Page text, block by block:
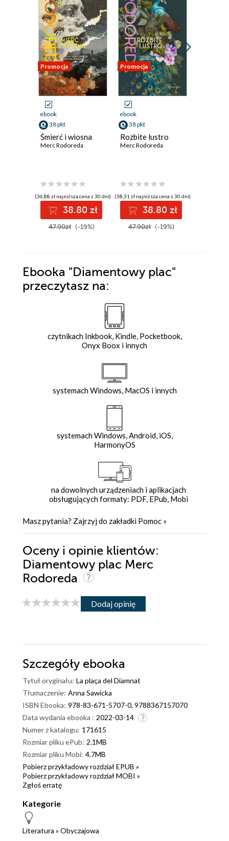
Promocja
ebook
38 pkt
Śmierć i wiosna
Merc Rodoreda
(36,88 zł najniższa cena z 30 dni)
38.80 zł
47.90zł (-19%)
Promocja
ebook
38 pkt
Rozbite lustro
Merc Rodoreda
(38,31 zł najniższa cena z 30 dni)
38.80 zł
47.90zł (-19%)
Ebooka "Diamentowy plac"
przeczytasz na:
czytnikach Inkbook, Kindle, Pocketbook,
Onyx Boox i innych
systemach Windows, MacOS i innych
systemach Windows, Android, iOS,
HarmonyOS
na dowolnych urządzeniach i aplikacjach
obsługujących formaty: PDF, EPub, Mobi
Masz pytania? Zajrzyj do zakładki Pomoc »
Oceny i opinie klientów:
Diamentowy plac Merc
Rodoreda
Dodaj opinię
Szczegóły ebooka
Tytuł oryginału: La plaça del Diamnat
Tłumaczenie: Anna Sawicka
ISBN Ebooka: 978-83-671-5707-0, 9788367157070
Data wydania ebooka : 2022-03-14
Numer z katalogu: 171615
Rozmiar pliku ePub: 2.1MB
Rozmiar pliku Mobi: 4.7MB
Pobierz przykładowy rozdział EPUB »
Pobierz przykładowy rozdział MOBI »
Zgłoś erratę
Kategorie
Literatura » Obyczajowa